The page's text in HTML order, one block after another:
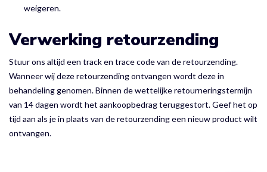
weigeren.
Verwerking retourzending
Stuur ons altijd een track en trace code van de retourzending.
Wanneer wij deze retourzending ontvangen wordt deze in
behandeling genomen. Binnen de wettelijke retourneringstermijn
van 14 dagen wordt het aankoopbedrag teruggestort. Geef het op
tijd aan als je in plaats van de retourzending een nieuw product wilt
ontvangen.